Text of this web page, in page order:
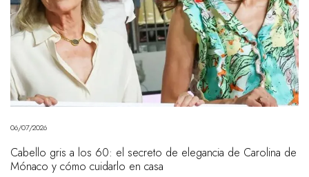
06/07/2026
Cabello gris a los 60: el secreto de elegancia de Carolina de
Mónaco y cómo cuidarlo en casa